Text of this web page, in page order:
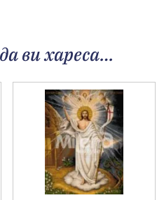
ви хареса…